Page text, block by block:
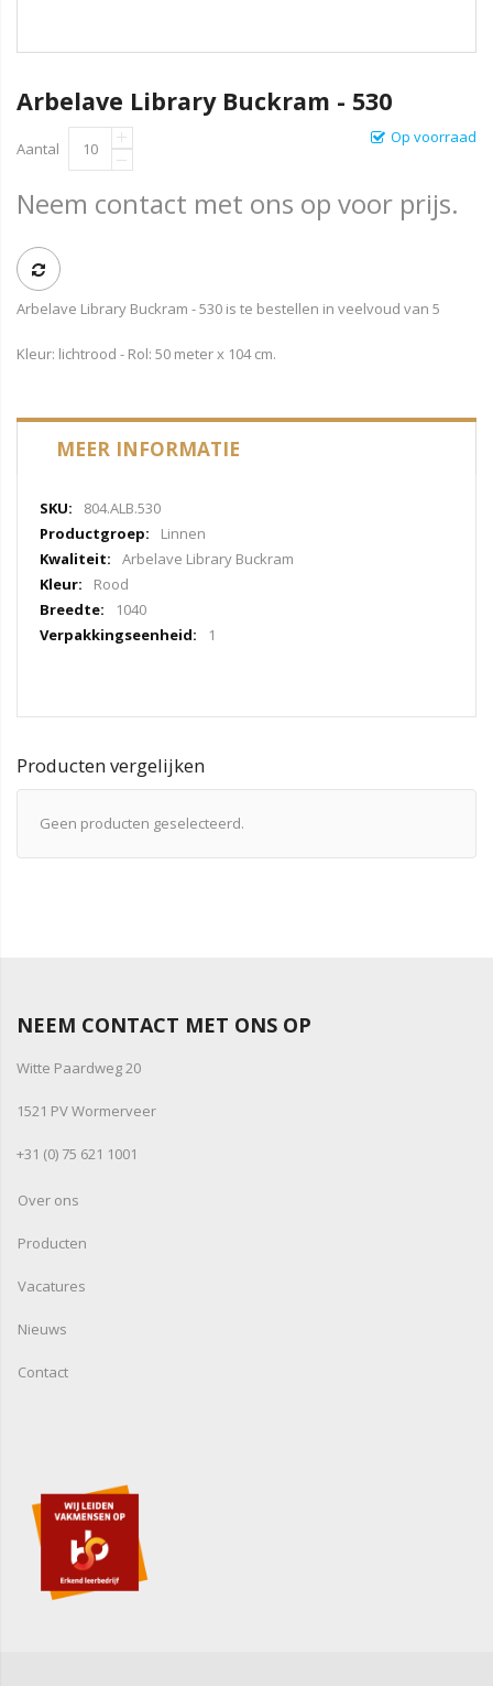
Arbelave Library Buckram - 530
Op voorraad
Aantal
Neem contact met ons op voor prijs.
Arbelave Library Buckram - 530 is te bestellen in veelvoud van 5
Kleur: lichtrood - Rol: 50 meter x 104 cm.
MEER INFORMATIE
Meer
informatie
804.ALB.530
Linnen
Arbelave Library Buckram
Rood
1040
1
Producten vergelijken
Geen producten geselecteerd.
NEEM CONTACT MET ONS OP
Witte Paardweg 20
1521 PV Wormerveer
+31 (0) 75 621 1001
Over ons
Producten
Vacatures
Nieuws
Contact